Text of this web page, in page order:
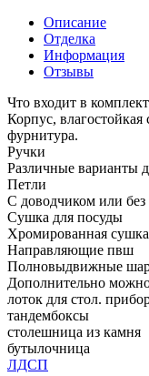
Описание
Отделка
Информация
Отзывы
Что входит в
Корпус,
фурнитура.
Ручки
Различные варианты
Петли
С доводчиком или
Сушка для посуды
Хромированная
Направляющие пвш
Полновыдвижные
Дополнительно
лоток для стол.
тандембоксы
столешница из камня
бутылочница
ЛДСП